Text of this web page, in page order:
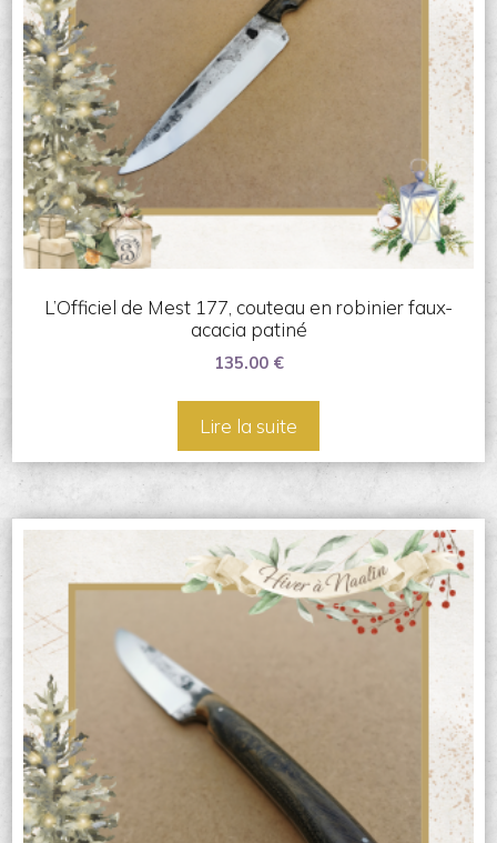
L’Officiel de Mest 177, couteau en robinier faux-
acacia patiné
135.00 €
Lire la suite